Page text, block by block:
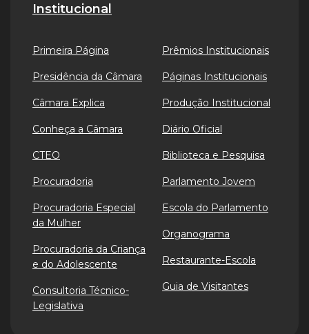
Institucional
Primeira Página
Presidência da Câmara
Câmara Explica
Conheça a Câmara
CTEO
Procuradoria
Procuradoria Especial
da Mulher
Procuradoria da Criança
e do Adolescente
Consultoria Técnico-
Legislativa
Prêmios Institucionais
Páginas Institucionais
Produção Institucional
Diário Oficial
Biblioteca e Pesquisa
Parlamento Jovem
Escola do Parlamento
Organograma
Restaurante-Escola
Guia de Visitantes